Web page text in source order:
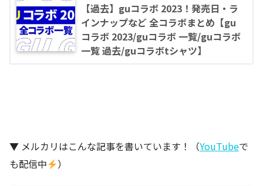
【過去】guコラボ 2023！発売日・ラ
インナップなど 全コラボまとめ【gu
コラボ 2023/guコラボ 一覧/guコラボ
一覧 過去/guコラボtシャツ】
▼ メルカリはこんな記事を書いています！（YouTubeで
も配信中
）